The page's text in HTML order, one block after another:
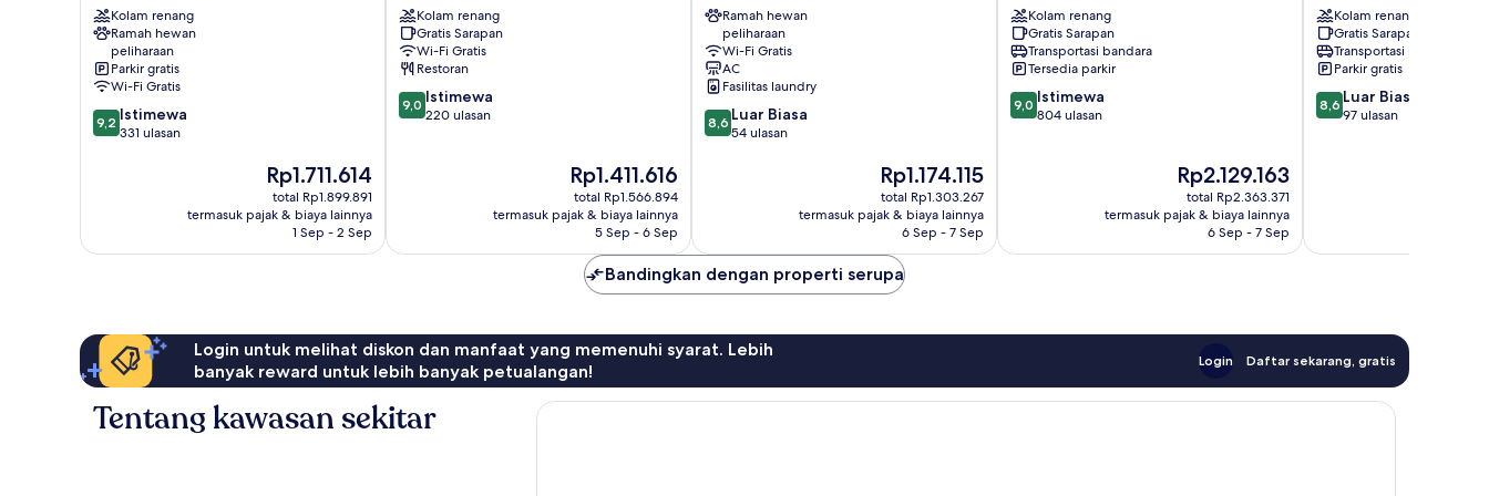
Bodrum
Pusat
Kota
Bodrum
Kolam renang
Ramah hewan
peliharaan
Parkir gratis
Wi-Fi Gratis
9.2
dari
9,2 Istimewa
331 ulasan
Harga
sekarang
Rp1.711.614
Rp1.711.614
total Rp1.899.891
termasuk pajak & biaya lainnya
1 Sep - 2 Sep
Kota
Bodrum
Kolam renang
Gratis Sarapan
Wi-Fi Gratis
Restoran
9.0
dari
9,0 Istimewa
220 ulasan
Harga
sekarang
Rp1.411.616
Rp1.411.616
total Rp1.566.894
termasuk pajak & biaya lainnya
5 Sep - 6 Sep
BODRUM
Pusat
Kota
Bodrum
Ramah hewan
peliharaan
Wi-Fi Gratis
AC
Fasilitas laundry
8.6
dari
8,6 Luar Biasa
54 ulasan
Harga
sekarang
Rp1.174.115
Rp1.174.115
total Rp1.303.267
termasuk pajak & biaya lainnya
6 Sep - 7 Sep
Pusat
Kota
Bodrum
Kolam renang
Gratis Sarapan
Transportasi bandara
Tersedia parkir
9.0
dari
9,0 Istimewa
804 ulasan
Harga
sekarang
Rp2.129.163
Rp2.129.163
total Rp2.363.371
termasuk pajak & biaya lainnya
6 Sep - 7 Sep
Pusat
Kota
Bodrum
Kolam renang
Gratis Sarapan
Transportasi bandara
Parkir gratis
8.6
dari
8,6 Luar Biasa
97 ulasan
Bandingkan dengan properti serupa
Login untuk melihat diskon dan manfaat yang memenuhi syarat. Lebih
banyak reward untuk lebih banyak petualangan!
Login Daftar sekarang, gratis
Tentang kawasan sekitar